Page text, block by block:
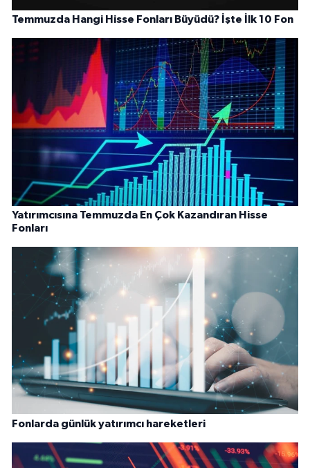
Temmuzda Hangi Hisse Fonları Büyüdü? İşte İlk 10 Fon
Yatırımcısına Temmuzda En Çok Kazandıran Hisse
Fonları
Fonlarda günlük yatırımcı hareketleri